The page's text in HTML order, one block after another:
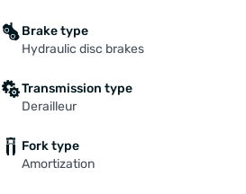
Brake type
Hydraulic disc brakes
Transmission type
Derailleur
Fork type
Amortization